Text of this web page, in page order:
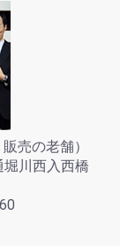
売の老舗）
川西入西橋